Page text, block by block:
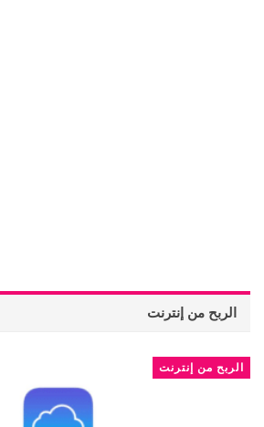
الربح من إنترنت
الربح من إنترنت